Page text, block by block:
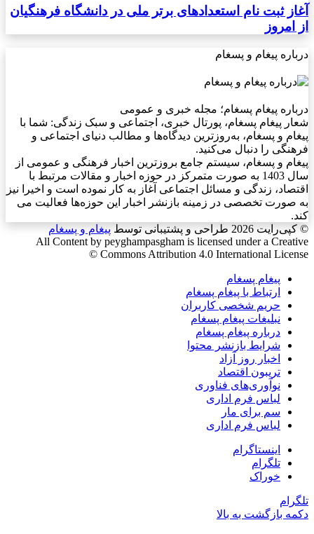
آغاز ثبت نام استعدادهای برتر ملی در دانشگاه فرهنگیان
از امروز
درباره پیغام و پسغام
درباره پیغام پسغام؛ مجله خبری و عمومی
شعار پیغام پسغام، پورتال خبری، اجتماعی و سبک زندگی: شما با
پیغام و پسغام، به‌روزترین دیدگاه‌ها و مطالب دنیای اجتماعی و
فرهنگی را دنبال می‌کنید.
پیغام و پسغام، سیستم جامع بروزترین اخبار فرهنگی و عمومی از
سال 1403 به صورت متمرکز در حوزه اخبار و مقالات مرتبط با
اقتصاد، زندگی و مسائل اجتماعی آغاز به کار نموده است و اخیرا نیز
به صورت تخصصی در زمینه بازنشر اخبار این حوزه‌ها فعالیت می
کند.
© کپی‌رایت 2026
طراحی و پشتیبانی توسط پیغام و پسغام
All Content by peyghampasgham is licensed under a Creative
Commons Attribution 4.0 International License ©️
پیغام پسغام
ارتباط با پیغام پسغام
حریم شخصی کاربران
نبلیغات پیغام پسغام
درباره پیغام پسغام
شرایط بازنشر محتوا
اخبار روز آزاد
تریبون اقتصاد
نوآوری‌های فناوری
لباس فرم اداری
سم برای مار
لباس فرم اداری
اینستاگرام
تلگرام
خوراک
تلگرام
دکمه بازگشت به بالا